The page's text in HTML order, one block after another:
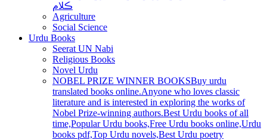
ڪلام
Agriculture
Social Science
Urdu Books
Seerat UN Nabi
Religious Books
Novel Urdu
NOBEL PRIZE WINNER BOOKSBuy urdu
translated books online.Anyone who loves classic
literature and is interested in exploring the works of
Nobel Prize-winning authors.Best Urdu books of all
time,Popular Urdu books,Free Urdu books online,Urdu
books pdf,Top Urdu novels,Best Urdu poetry